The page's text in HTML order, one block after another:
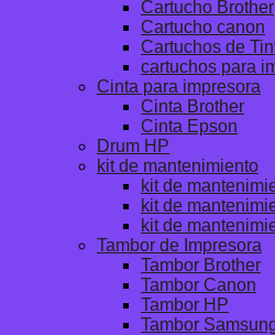
Cartucho Brother
Cartucho canon
Cartuchos de
cartuchos para
Cinta para impresora
Cinta Brother
Cinta Epson
Drum HP
kit de mantenimiento
kit de
kit de
kit de
Tambor de Impresora
Tambor Brother
Tambor Canon
Tambor HP
Tambor